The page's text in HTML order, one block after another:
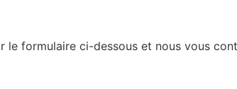
le formulaire ci-dessous et nous vous